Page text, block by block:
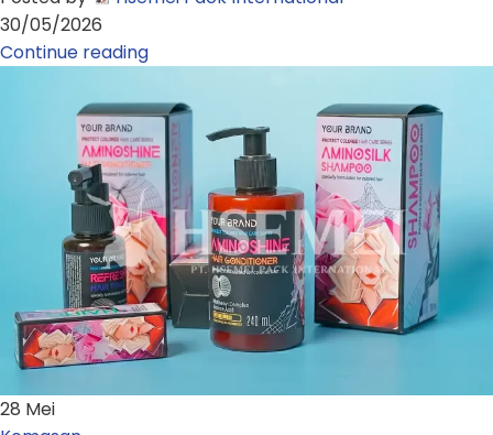
30/05/2026
Continue reading
28 Mei